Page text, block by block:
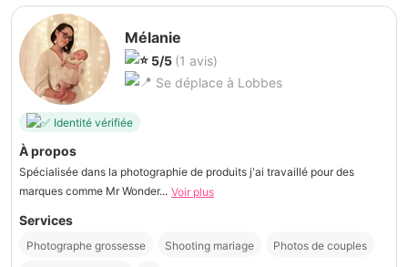
Mélanie
5/5 (1 avis)
Se déplace à Lobbes
Identité vérifiée
À propos
Spécialisée dans la photographie de produits j'ai travaillé pour des
marques comme Mr Wonder... Voir plus
Services
Photographe grossesse Shooting mariage Photos de couples